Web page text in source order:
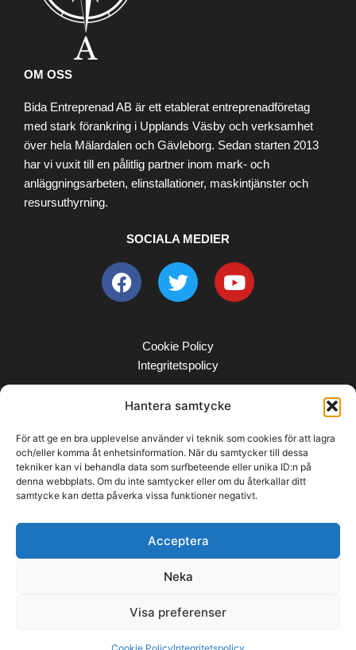
Hantera samtycke
För att ge en bra upplevelse använder vi teknik som cookies för att lagra
och/eller komma åt enhetsinformation. När du samtycker till dessa
tekniker kan vi behandla data som surfbeteende eller unika ID:n på
denna webbplats. Om du inte samtycker eller om du återkallar ditt
samtycke kan detta påverka vissa funktioner negativt.
Acceptera
Neka
Visa preferenser
OM OSS
Bida Entreprenad AB är ett etablerat entreprenadföretag
med stark förankring i Upplands Väsby och verksamhet
över hela Mälardalen och Gävleborg. Sedan starten 2013
har vi vuxit till en pålitlig partner inom mark- och
anläggningsarbeten, elinstallationer, maskintjänster och
resursuthyrning.
SOCIALA MEDIER
FacebookTwitterYoutube
Cookie Policy
Integritetspolicy